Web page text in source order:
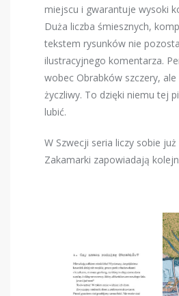
miejscu i gwarantuje wysoki
Duża liczba śmiesznych,
tekstem rysunków nie
ilustracyjnego komentarza.
wobec Obrabków szczery,
życzliwy. To dzięki niemu tej
lubić.
W Szwecji seria liczy sobie już
Zakamarki zapowiadają